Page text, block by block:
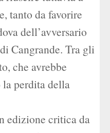
tanto da favorire
dell’avversario
Cangrande. Tra gli
che avrebbe
perdita della
edizione critica da